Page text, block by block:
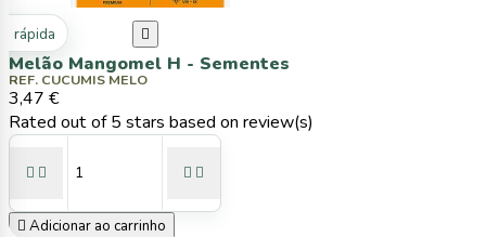
rápida 
Melão Mangomel H - Sementes
REF. CUCUMIS MELO
3,47 €
Rated out of 5 stars based on review(s)
   
 Adicionar ao carrinho